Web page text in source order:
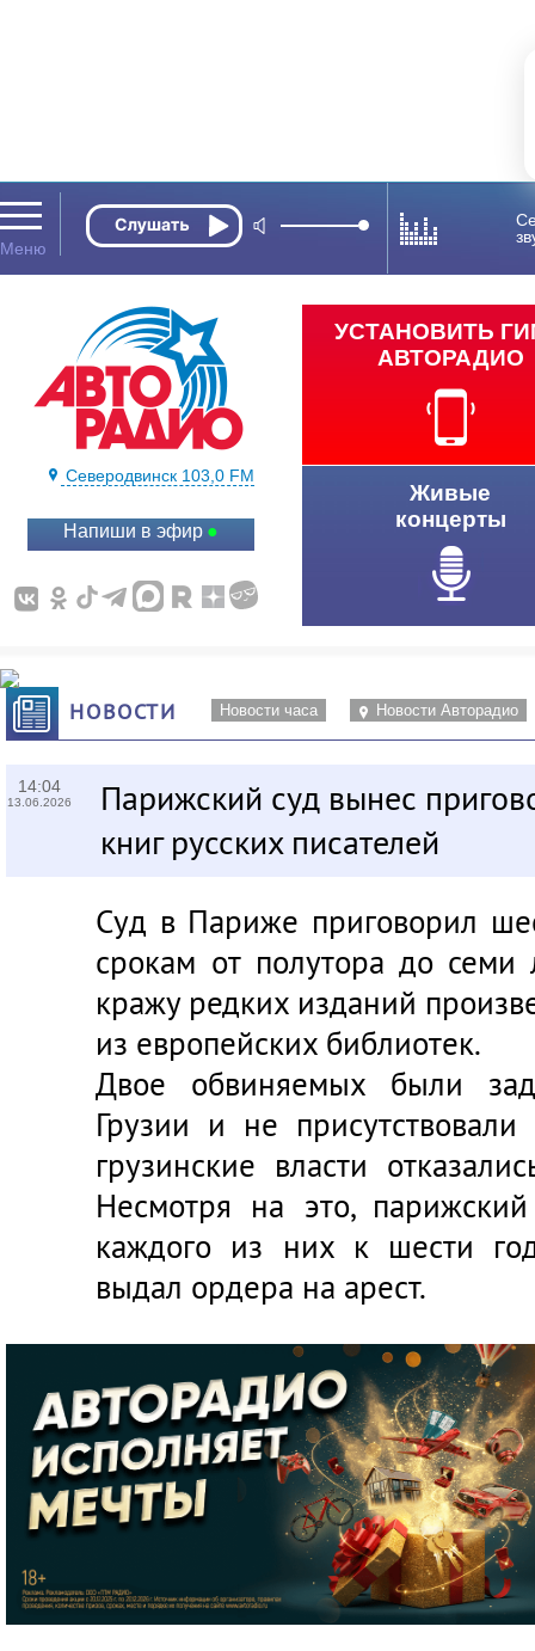
Северодвинск 103,0 FM
Напиши в эфир
УСТАНОВИТЬ
АВТОРАДИО
Живые
концерты
НОВОСТИ Новости часа Новости Авторадио
14:04
13.06.2026
Парижский суд вынес
книг русских писателей
Суд в Париже приговорил
срокам от полутора до
кражу редких изданий
из европейских библиотек.
Двое обвиняемых были
Грузии и не присутствовали
грузинские власти
Несмотря на это,
каждого из них к шести
выдал ордера на арест.